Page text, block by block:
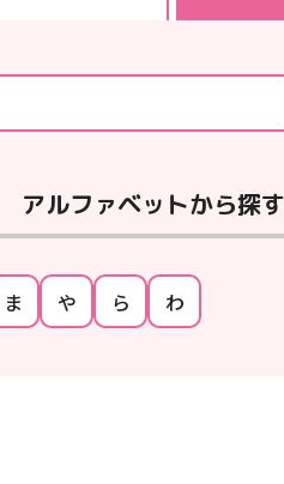
アルファベットから探す
ま や ら わ